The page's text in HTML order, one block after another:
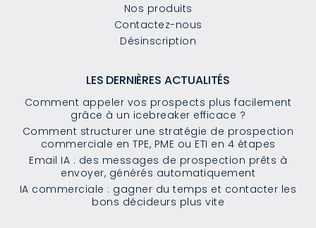
Nos produits
Contactez-nous
Désinscription
LES DERNIÈRES ACTUALITÉS
Comment appeler vos prospects plus facilement
grâce à un icebreaker efficace ?
Comment structurer une stratégie de prospection
commerciale en TPE, PME ou ETI en 4 étapes
Email IA : des messages de prospection prêts à
envoyer, générés automatiquement
IA commerciale : gagner du temps et contacter les
bons décideurs plus vite